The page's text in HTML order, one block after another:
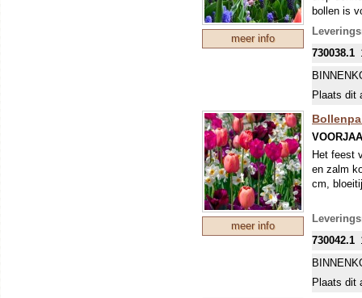
meer info
bollen is
730038.1
Plaats dit
meer info
Het feest
en zalm
cm,
730042.1
Plaats dit